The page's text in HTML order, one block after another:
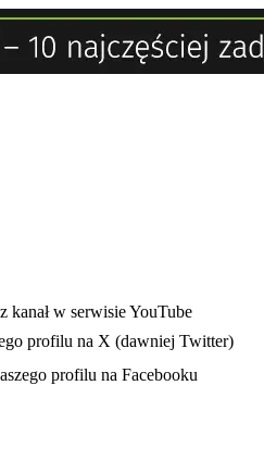
karcie
w nowej karcie
kanał w serwisie YouTube
profilu na X (dawniej Twitter)
w nowej karcieprofilu na Facebooku